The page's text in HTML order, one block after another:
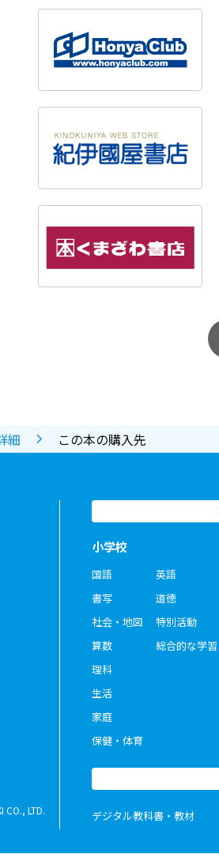
細 この本の購入先
LTD.
小学校
国語
書写
社会・地図
算数
理科
生活
家庭
保健・体育
英語
道徳
特別活動
総合的な学習
デジタル教科書・教材